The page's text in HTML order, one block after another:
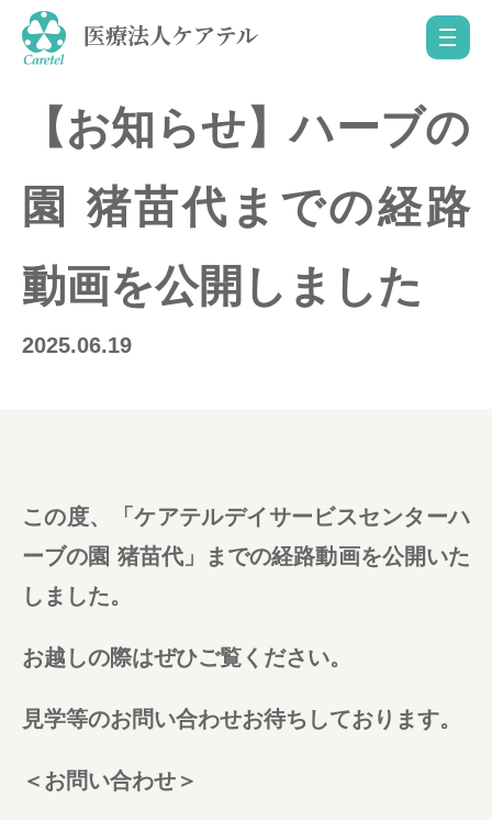
医療法人ケアテル
【お知らせ】ハーブの
園 猪苗代までの経路
動画を公開しました
2025.06.19
この度、「ケアテルデイサービスセンターハ
ーブの園 猪苗代」までの経路動画を公開いた
しました。
お越しの際はぜひご覧ください。
見学等のお問い合わせお待ちしております。
＜お問い合わせ＞